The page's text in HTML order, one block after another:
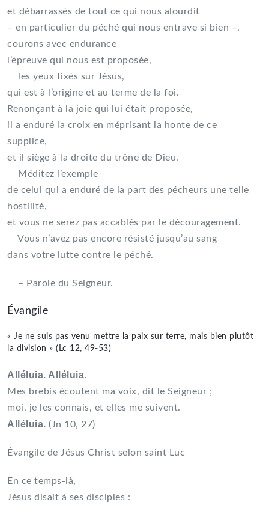
et débarrassés de tout ce qui nous alourdit
– en particulier du péché qui nous entrave si bien –,
courons avec endurance
l’épreuve qui nous est proposée,
les yeux fixés sur Jésus,
qui est à l’origine et au terme de la foi.
Renonçant à la joie qui lui était proposée,
il a enduré la croix en méprisant la honte de ce
supplice,
et il siège à la droite du trône de Dieu.
Méditez l’exemple
de celui qui a enduré de la part des pécheurs une telle
hostilité,
et vous ne serez pas accablés par le découragement.
Vous n’avez pas encore résisté jusqu’au sang
dans votre lutte contre le péché.
– Parole du Seigneur.
Évangile
« Je ne suis pas venu mettre la paix sur terre, mais bien plutôt
la division » (Lc 12, 49-53)
Alléluia. Alléluia.
Mes brebis écoutent ma voix, dit le Seigneur ;
moi, je les connais, et elles me suivent.
Alléluia. (Jn 10, 27)
Évangile de Jésus Christ selon saint Luc
En ce temps-là,
Jésus disait à ses disciples :